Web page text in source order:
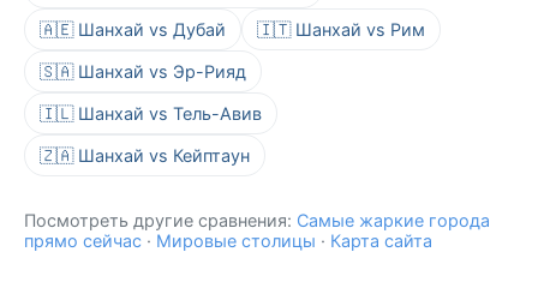
🇦🇪 Шанхай vs Дубай 🇮🇹 Шанхай vs Рим
🇸🇦 Шанхай vs Эр-Рияд
🇮🇱 Шанхай vs Тель-Авив
🇿🇦 Шанхай vs Кейптаун
Посмотреть другие сравнения: Самые жаркие города
прямо сейчас · Мировые столицы · Карта сайта